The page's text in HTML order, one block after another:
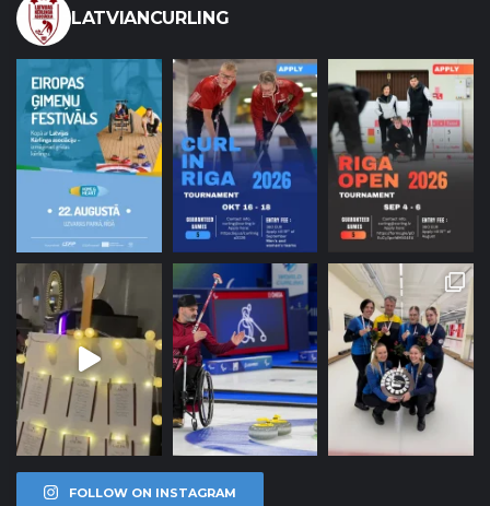
LATVIANCURLING
FOLLOW ON INSTAGRAM